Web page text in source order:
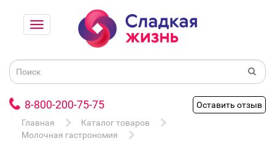
8-800-200-75-75
Оставить отзыв
Главная
Каталог товаров
Молочная гастрономия